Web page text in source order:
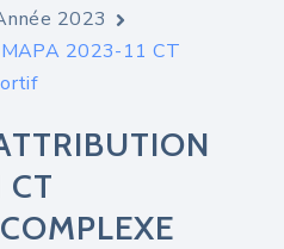
2023
2023-11 CT
CT